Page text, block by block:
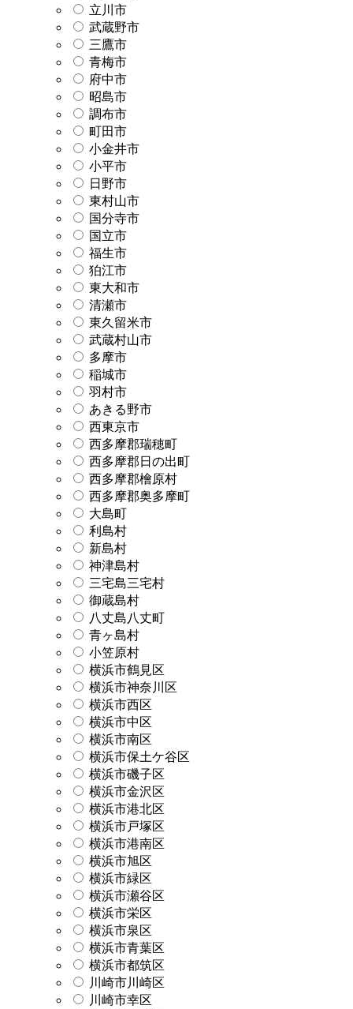
立川市
武蔵野市
三鷹市
青梅市
府中市
昭島市
調布市
町田市
小金井市
小平市
日野市
東村山市
国分寺市
国立市
福生市
狛江市
東大和市
清瀬市
東久留米市
武蔵村山市
多摩市
稲城市
羽村市
あきる野市
西東京市
西多摩郡瑞穂町
西多摩郡日の出町
西多摩郡檜原村
西多摩郡奥多摩町
大島町
利島村
新島村
神津島村
三宅島三宅村
御蔵島村
八丈島八丈町
青ヶ島村
小笠原村
横浜市鶴見区
横浜市神奈川区
横浜市西区
横浜市中区
横浜市南区
横浜市保土ケ谷区
横浜市磯子区
横浜市金沢区
横浜市港北区
横浜市戸塚区
横浜市港南区
横浜市旭区
横浜市緑区
横浜市瀬谷区
横浜市栄区
横浜市泉区
横浜市青葉区
横浜市都筑区
川崎市川崎区
川崎市幸区